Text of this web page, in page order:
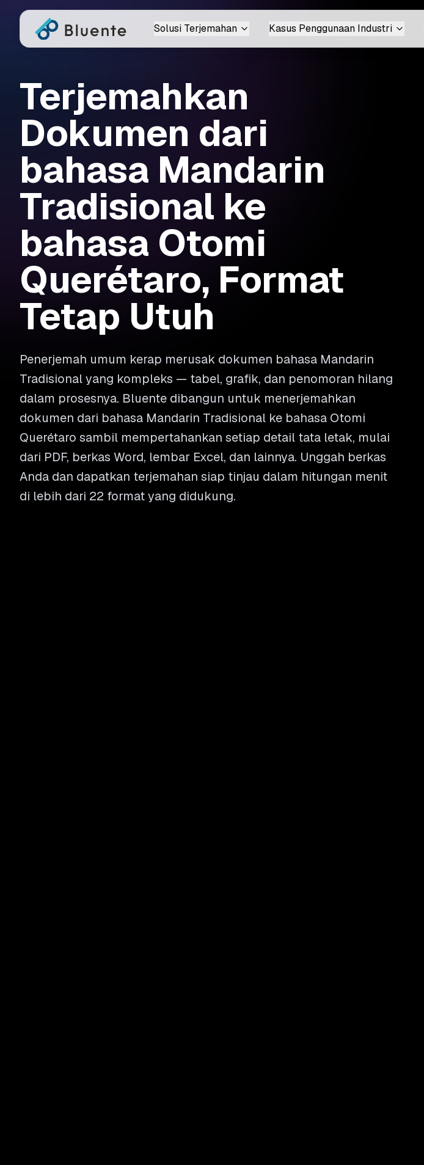
Solusi Terjemahan Kasus Penggunaan Industri
Terjemahkan
Dokumen dari
bahasa Mandarin
Tradisional ke
bahasa Otomi
Querétaro, Format
Tetap Utuh
Penerjemah umum kerap merusak dokumen bahasa Mandarin
Tradisional yang kompleks — tabel, grafik, dan penomoran hilang
dalam prosesnya. Bluente dibangun untuk menerjemahkan
dokumen dari bahasa Mandarin Tradisional ke bahasa Otomi
Querétaro sambil mempertahankan setiap detail tata letak, mulai
dari PDF, berkas Word, lembar Excel, dan lainnya. Unggah berkas
Anda dan dapatkan terjemahan siap tinjau dalam hitungan menit
di lebih dari 22 format yang didukung.